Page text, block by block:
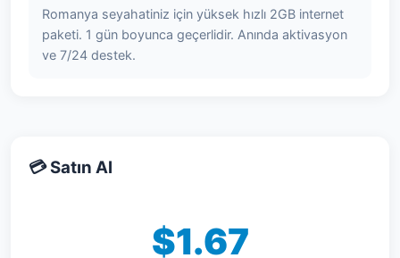
Romanya seyahatiniz için yüksek hızlı 2GB internet
paketi. 1 gün boyunca geçerlidir. Anında aktivasyon
ve 7/24 destek.
💳 Satın Al
$1.67